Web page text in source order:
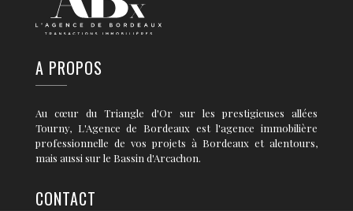
A PROPOS
Au cœur du Triangle d'Or sur les prestigieuses allées
Tourny, L'Agence de Bordeaux est l'agence immobilière
professionnelle de vos projets à Bordeaux et alentours,
mais aussi sur le Bassin d'Arcachon.
CONTACT